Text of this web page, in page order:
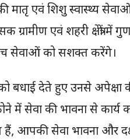
मातृ एवं शिशु स्वास्थ्य
ग्रामीण एवं शहरी क्षेत्रों में
सेवाओं को सशक्त करेंगे।
बधाई देते हुए उनसे अपेक्षा
में सेवा की भावना से
आपकी सेवा भावना और